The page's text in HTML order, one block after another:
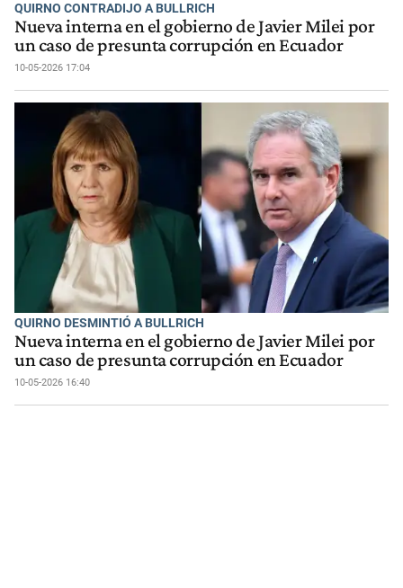
QUIRNO CONTRADIJO A BULLRICH
Nueva interna en el gobierno de Javier Milei por
un caso de presunta corrupción en Ecuador
10-05-2026 17:04
QUIRNO DESMINTIÓ A BULLRICH
Nueva interna en el gobierno de Javier Milei por
un caso de presunta corrupción en Ecuador
10-05-2026 16:40